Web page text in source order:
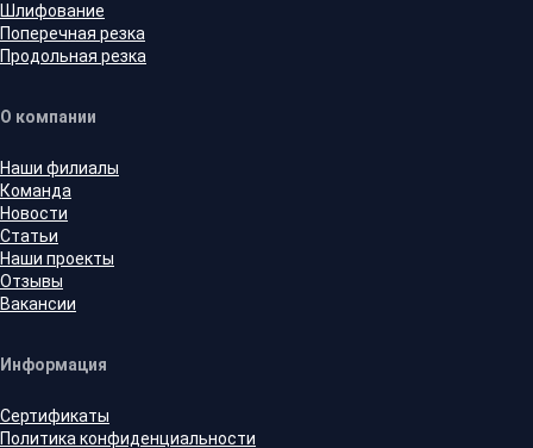
Шлифование
Поперечная резка
Продольная резка
О компании
Наши филиалы
Команда
Новости
Статьи
Наши проекты
Отзывы
Вакансии
Информация
Сертификаты
Политика конфиденциальности